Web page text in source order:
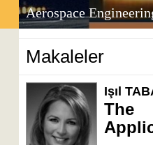
Aerospace
Makaleler
Işıl
The